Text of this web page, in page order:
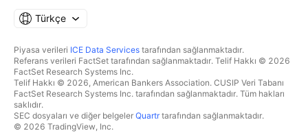
Türkçe
Piyasa verileri ICE Data Services tarafından sağlanmaktadır.
Referans verileri FactSet tarafından sağlanmaktadır. Telif Hakkı © 2026
FactSet Research Systems Inc.
Telif Hakkı © 2026, American Bankers Association. CUSIP Veri Tabanı
FactSet Research Systems Inc. tarafından sağlanmaktadır. Tüm hakları
saklıdır.
SEC dosyaları ve diğer belgeler Quartrtarafından sağlanmaktadır.
© 2026 TradingView, Inc.